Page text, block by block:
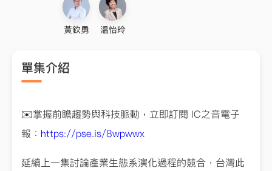
黃欽勇 温怡玲
單集介紹
✉️掌握前瞻趨勢與科技脈動，立即訂閱 IC之音電子
報： https://pse.is/8wpwwx
延續上一集討論產業生態系演化過程的競合，台灣此